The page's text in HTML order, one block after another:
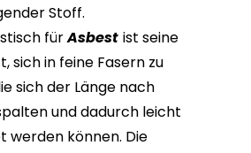
Stoff.
fürAsbest ist seine
sich in feine Fasern zu
sich der Länge nach
und dadurch leicht
werden können. Die